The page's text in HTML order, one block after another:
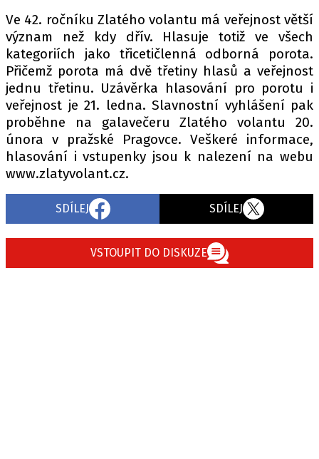
Ve 42. ročníku Zlatého volantu má veřejnost větší
význam než kdy dřív. Hlasuje totiž ve všech
kategoriích jako třicetičlenná odborná porota.
Přičemž porota má dvě třetiny hlasů a veřejnost
jednu třetinu. Uzávěrka hlasování pro porotu i
veřejnost je 21. ledna. Slavnostní vyhlášení pak
proběhne na galavečeru Zlatého volantu 20.
února v pražské Pragovce. Veškeré informace,
hlasování i vstupenky jsou k nalezení na webu
www.zlatyvolant.cz.
SDÍLEJ SDÍLEJ
VSTOUPIT DO DISKUZE